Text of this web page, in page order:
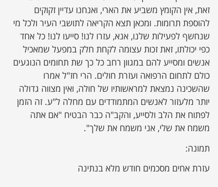
זאת, אין הקומץ משביע את הארי, ואנחנו עדיין זקוקים
להוספת תרומות. ומכאן תצא הקריאה לתושבי העיר ולכל מי
שנחשף לפעילות שלנו, אנא, עזרו לנו! סייעו לנו! כל אחד
כפי יכולתו, זאת זכות עצומה לקחת חלק במפעל שמאכיל
אנשים ומסייע להם במגוון רחב כל כך שת תחומים הנוגעים
כולם לתחום הרפואה ועזרת חולים. הרי חז"ל אמרו
שהשכינה נמצאת למראשותיו של חולה, ואין מצווה גדולה
יותר מלעזור לאנשים המתמודדים עם מחלה ל"ע. זה הזמן
לפתוח את הלב ולסייע, והקב"ה כבר הבטיח "אם אתה
משמח את שלי, אני משמח את שלך".
תמונה:
עזרת אחים מסכמים חודש מלא בנתינה